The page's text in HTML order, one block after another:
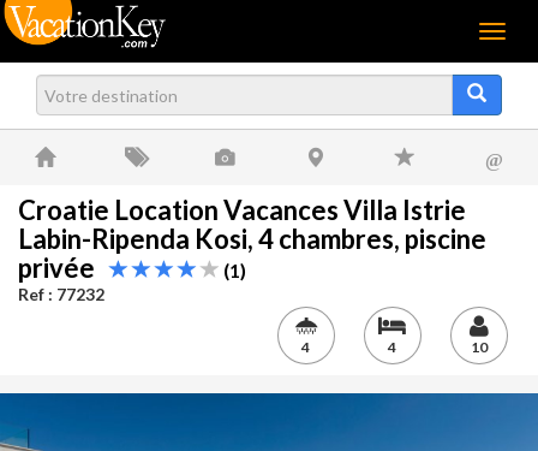
Menu
@
Croatie Location Vacances Villa Istrie
Labin-Ripenda Kosi, 4 chambres, piscine
privée
(1)
Ref : 77232
4 4 10